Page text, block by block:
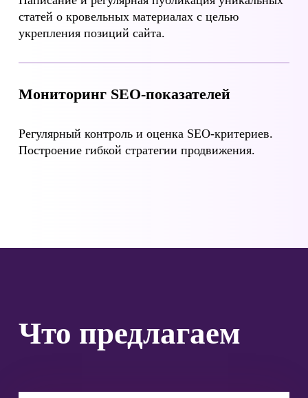
статей о кровельных материалах с целью
укрепления позиций сайта.
Мониторинг SEO-показателей
Регулярный контроль и оценка SEO-критериев.
Построение гибкой стратегии продвижения.
Что предлагаем